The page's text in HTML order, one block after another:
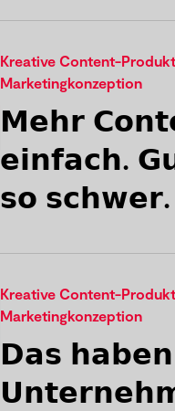
Kreative Content-
Marketingkonzeption
𝗠𝗲𝗵𝗿
𝗲𝗶𝗻𝗳𝗮𝗰𝗵.
𝘀𝗼 𝘀𝗰𝗵𝘄𝗲𝗿.
Kreative Content-
Marketingkonzeption
𝗗𝗮𝘀 𝗵𝗮𝗯𝗲𝗻